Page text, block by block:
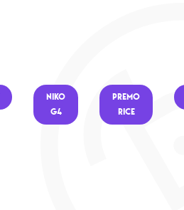
NIKO
G4
PREMO
RICE